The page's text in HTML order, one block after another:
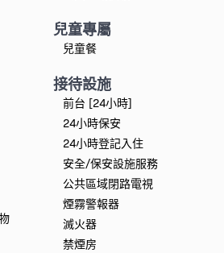
兒童專屬
兒童餐
接待設施
前台 [24小時]
24小時保安
24小時登記入住
安全/保安設施服務
公共區域閉路電視
煙霧警報器
滅火器
禁煙房